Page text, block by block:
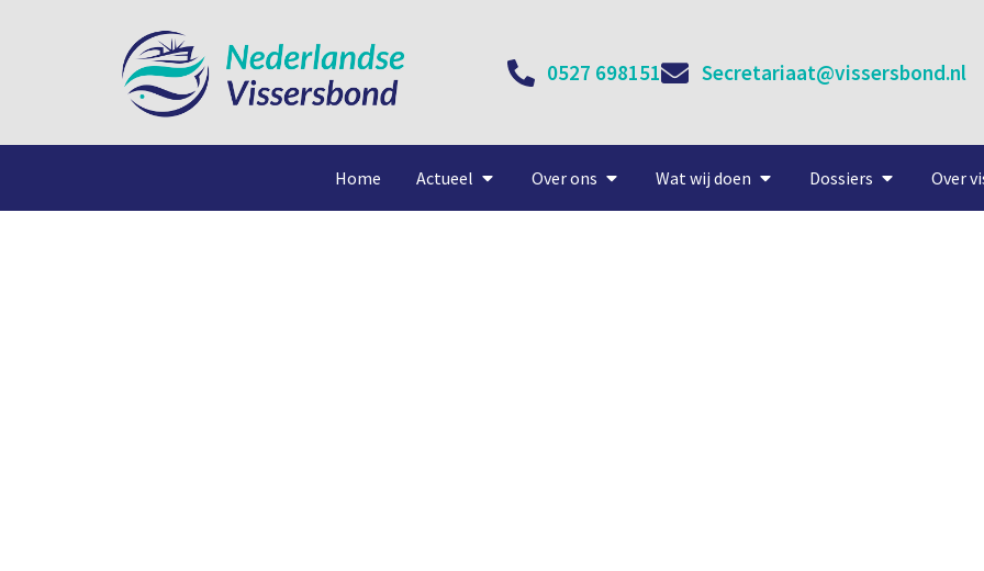
0527 698151 Secretariaat@vissersbond.nl
Home Actueel Over ons Wat wij doen Dossiers Over